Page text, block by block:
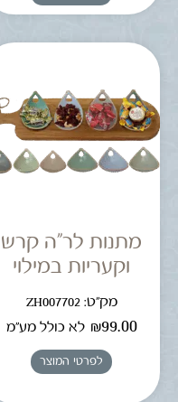
מתנות לר"ה קרש
וקעריות במילוי
מק"ט: ZH007702
₪99.00 לא כולל מע"מ
לפרטי המוצר